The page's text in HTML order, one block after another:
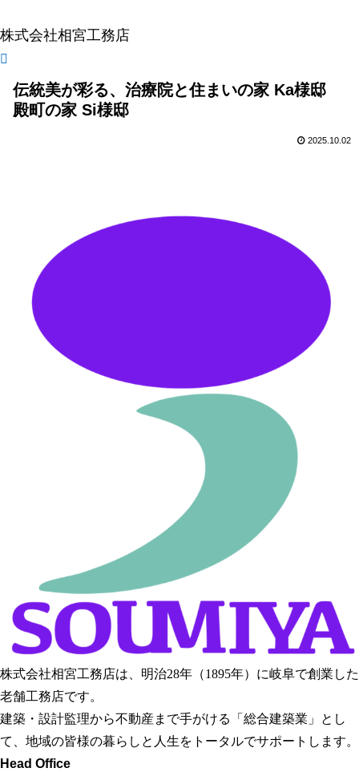
株式会社相宮工務店
伝統美が彩る、治療院と住まいの家 Ka様邸
殿町の家 Si様邸
2025.10.02
株式会社相宮工務店は、 明治28年（1895年）に岐阜で創業した
老舗工務店です。
建築・設計監理から不動産まで手がける「総合建築業」とし
て、地域の皆様の暮らしと人生をトータルでサポートします。
Head Office